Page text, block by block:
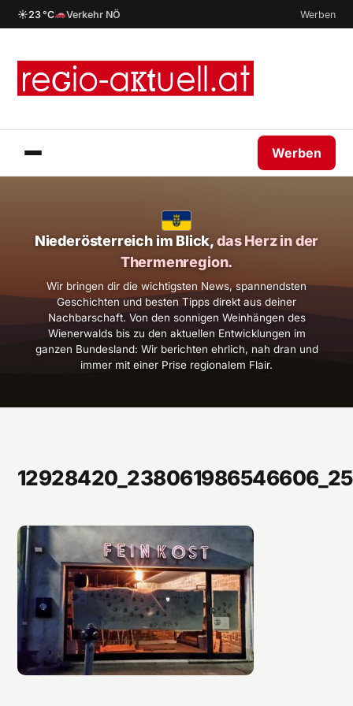
☀23 °C Verkehr NÖ Werben
Werben
Niederösterreich im Blick,das Herz in der
Thermenregion.
Wir bringen dir die wichtigsten News, spannendsten
Geschichten und besten Tipps direkt aus deiner
Nachbarschaft. Von den sonnigen Weinhängen des
Wienerwalds bis zu den aktuellen Entwicklungen im
ganzen Bundesland: Wir berichten ehrlich, nah dran und
immer mit einer Prise regionalem Flair.